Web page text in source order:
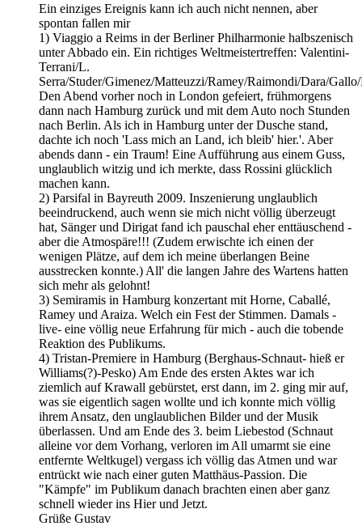
Ein einziges Ereignis kann ich auch nicht nennen, aber
spontan fallen mir
1) Viaggio a Reims in der Berliner Philharmonie halbszenisch
unter Abbado ein. Ein richtiges Weltmeistertreffen: Valentini-
Terrani/L.
Serra/Studer/Gimenez/Matteuzzi/Ramey/Raimondi/Dara/
Den Abend vorher noch in London gefeiert, frühmorgens
dann nach Hamburg zurück und mit dem Auto noch Stunden
nach Berlin. Als ich in Hamburg unter der Dusche stand,
dachte ich noch 'Lass mich an Land, ich bleib' hier.'. Aber
abends dann - ein Traum! Eine Aufführung aus einem Guss,
unglaublich witzig und ich merkte, dass Rossini glücklich
machen kann.
2) Parsifal in Bayreuth 2009. Inszenierung unglaublich
beeindruckend, auch wenn sie mich nicht völlig überzeugt
hat, Sänger und Dirigat fand ich pauschal eher enttäuschend -
aber die Atmospäre!!! (Zudem erwischte ich einen der
wenigen Plätze, auf dem ich meine überlangen Beine
ausstrecken konnte.) All' die langen Jahre des Wartens hatten
sich mehr als gelohnt!
3) Semiramis in Hamburg konzertant mit Horne, Caballé,
Ramey und Araiza. Welch ein Fest der Stimmen. Damals -
live- eine völlig neue Erfahrung für mich - auch die tobende
Reaktion des Publikums.
4) Tristan-Premiere in Hamburg (Berghaus-Schnaut- hieß er
Williams(?)-Pesko) Am Ende des ersten Aktes war ich
ziemlich auf Krawall gebürstet, erst dann, im 2. ging mir auf,
was sie eigentlich sagen wollte und ich konnte mich völlig
ihrem Ansatz, den unglaublichen Bilder und der Musik
überlassen. Und am Ende des 3. beim Liebestod (Schnaut
alleine vor dem Vorhang, verloren im All umarmt sie eine
entfernte Weltkugel) vergass ich völlig das Atmen und war
entrückt wie nach einer guten Matthäus-Passion. Die
"Kämpfe" im Publikum danach brachten einen aber ganz
schnell wieder ins Hier und Jetzt.
Grüße Gustav